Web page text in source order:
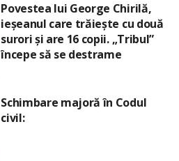
Povestea lui George Chirilă,
ieșeanul care trăiește cu două
surori și are 16 copii. „Tribul”
începe să se destrame
Schimbare majoră în Codul
civil: